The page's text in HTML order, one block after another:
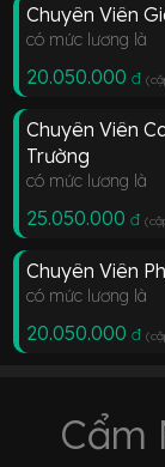
Chuyên Viên
có mức lương là
20.050.000 đ
Chuyên Viên
Trường
có mức lương là
25.050.000 đ
Chuyên Viên
có mức lương là
20.050.000 đ
Cẩm